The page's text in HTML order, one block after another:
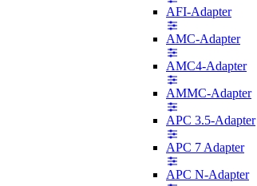
AFI-Adapter
AMC-Adapter
AMC4-Adapter
AMMC-Adapter
APC 3.5-Adapter
APC 7 Adapter
APC N-Adapter